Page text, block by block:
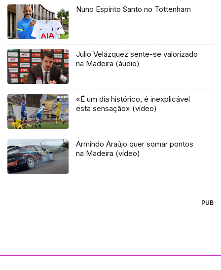
Nuno Espírito Santo no Tottenham
Julio Velázquez sente-se valorizado
na Madeira (áudio)
«É um dia histórico, é inexplicável
esta sensação» (vídeo)
Armindo Araújo quer somar pontos
na Madeira (vídeo)
PUB